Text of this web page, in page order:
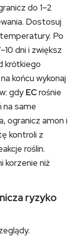
do 1–2
Dostosuj
Po
dni i zwiększ
krótkiego
końcu wykonaj
gdy ECrośnie
na same
ogranicz amon i
kontroli z
roślin.
korzenie niż
ryzyko